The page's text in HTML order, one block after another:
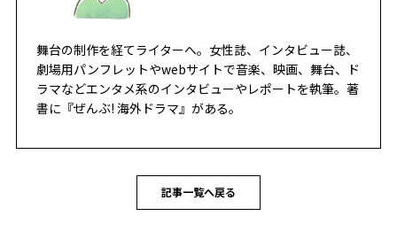
舞台の制作を経てライターへ。女性誌、インタビュー誌、
劇場用パンフレットやwebサイトで音楽、映画、舞台、ド
ラマなどエンタメ系のインタビューやレポートを執筆。著
書に『ぜんぶ! 海外ドラマ』がある。
記事一覧へ戻る